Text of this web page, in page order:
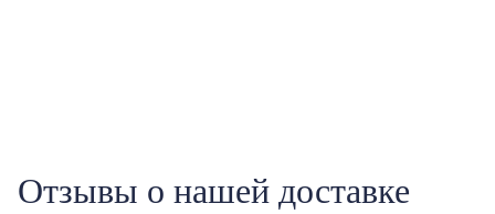
Отзывы о нашей доставке